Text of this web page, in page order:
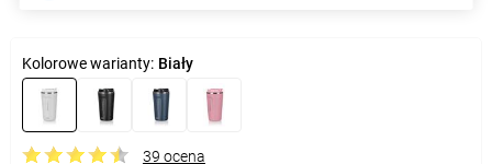
Kolorowe warianty: Biały
39 ocena